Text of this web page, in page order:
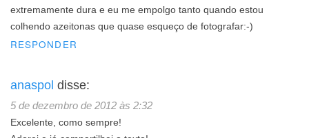
extremamente dura e eu me empolgo tanto quando estou
colhendo azeitonas que quase esqueço de fotografar:-)
RESPONDER
anaspol disse:
5 de dezembro de 2012 às 2:32
Excelente, como sempre!